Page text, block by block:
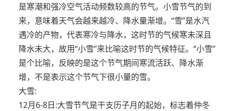
是寒潮和强冷空气活动频数较高的节气。小雪节气的到
来，意味着天气会越来越冷、降水量渐增。“雪”是水汽
遇冷的产物，代表寒冷与降水，这时节的气候寒未深且
降水未大，故用“小雪”来比喻这时节的气候特征。“小雪”
是个比喻，反映的是这个节气期间寒流活跃、降水渐
增，不是表示这个节气下很小量的雪。
大雪:
12月6-8日:大雪节气是干支历子月的起始，标志着仲冬